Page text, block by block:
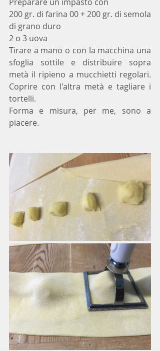
200 gr. di farina 00 + 200 gr. di semola
di grano duro
2 o 3 uova
Tirare a mano o con la macchina una
sfoglia sottile e distribuire sopra
metà il ripieno a mucchietti regolari.
Coprire con l'altra metà e tagliare i
tortelli.
Forma e misura, per me, sono a
piacere.